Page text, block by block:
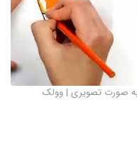
صورت تصویری | وولک